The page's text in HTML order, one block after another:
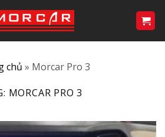
chủ » Morcar Pro 3
MORCAR PRO 3